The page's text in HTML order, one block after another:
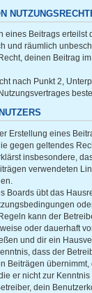
eines Beitrags erteilst
und räumlich
deinen Beitrag
nach Punkt 2,
Erstellung eines
gegen geltendes
insbesondere,
verwendeten
Boards übt das
kann der
oder dauerhaft
und dir ein
dass der
Beiträgen
er nicht zur
dein